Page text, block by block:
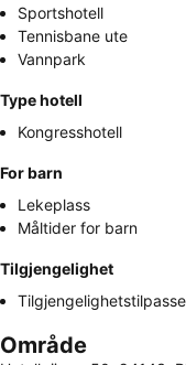
Sportshotell
Tennisbane ute
Vannpark
Type hotell
Kongresshotell
For barn
Lekeplass
Måltider for barn
Tilgjengelighet
Område